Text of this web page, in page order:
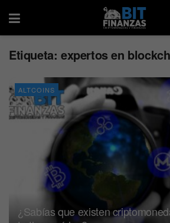
Etiqueta: expertos en
ALTCOINS
¿Sabías que existen